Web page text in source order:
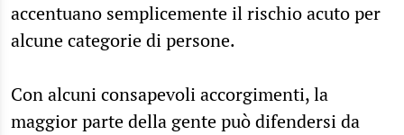
accentuano semplicemente il rischio acuto per
alcune categorie di persone.
Con alcuni consapevoli accorgimenti, la
maggior parte della gente può difendersi da